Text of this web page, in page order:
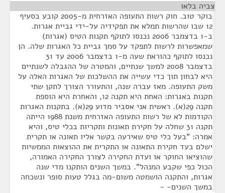
צביה בלאו
בוקר טוב. חוק רשות התעופה האזרחית מ-2005 קובע בסעיף
12 שבו שהרשות תמלא את תפקידיה על-ידי גביית אגרות.
ב-1 בדצמבר 2006 נכנסו לתוקף תקנות הטיס (אגרות)
שמאפשרות לרשות לתפקד על סמך גביית כל האגרות שלה. הן
נכנסו לתוקף כהוראת שעה מ-1 בדצמבר 2006 עד 31
בדצמבר 2008 למשך שנתיים, והמטרה של ההגבלה לשנתיים
היא לבחון תוך כדי עשייה את ההשלכות של האגרות האלה על
משק התעופה. מאז עברה שנה, והתעורר הצורך לתקן שתי
תקנות באגרות: האחת היא תקנה 12, והאחרת היא הוספת
תקנה 29(א). ראשית אני אסביר מדוע 29(א). בתקנות האגרות
הקודמות לא של רשות התעופה האזרחית משנת 1988 הייתה
תקנה 31 שחלה על חקירת תאונות ותקריות בכלי טיס, והיא
אמרה: "בעל כלי טיס שאירעה בקשר אליו תאונה או תקרית
ישלם בעד חקירת התאונה או התקרית את ההוצאות הממשיות
שהוציאו החוקר או ועדת החקירה לצורך החקירה האמורה,
הכול כפי שקבע המנהל". במשך השנים הותקנו מדי שנה
אגרות, והתקנה הושמטה משום-מה בגלל טעות סופר ונשכחה
במשך השנים- -